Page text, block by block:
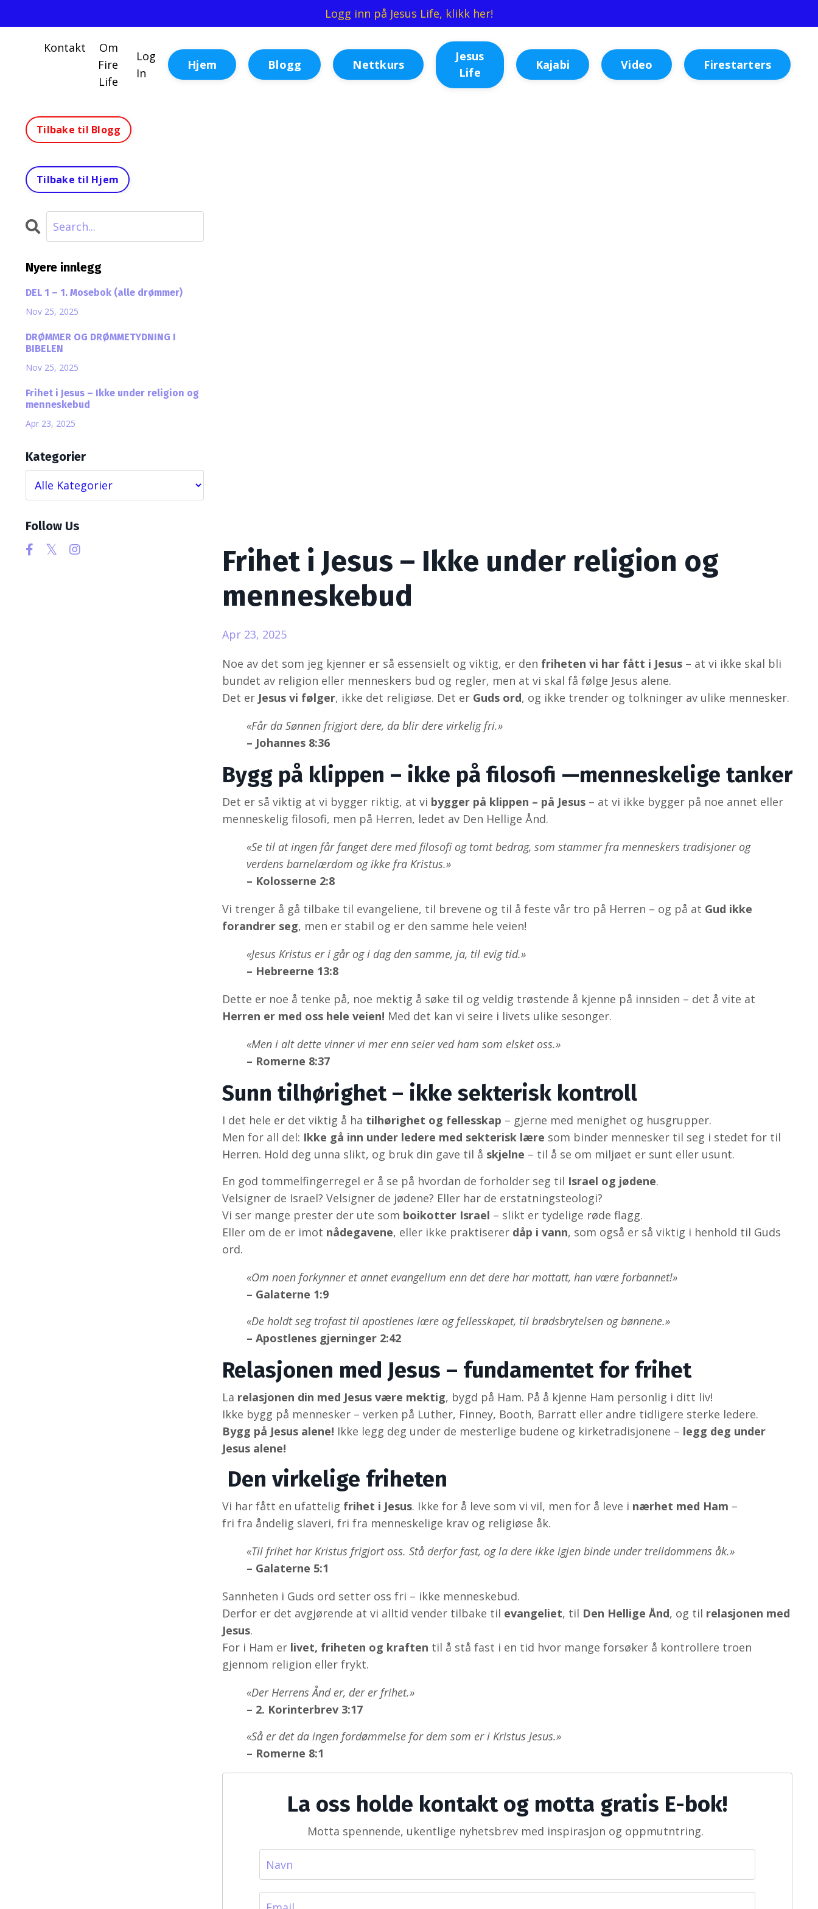
Logg inn på Jesus Life, klikk her!
Kontakt
Om
Fire
Life
Log
In
Hjem Blogg Nettkurs
Jesus
Life
Kajabi Video Firestarters
Tilbake til Blogg
Tilbake til Hjem
Frihet i Jesus – Ikke under religion og
menneskebud
Apr 23, 2025
Noe av det som jeg kjenner er så essensielt og viktig, er den friheten vi har fått i Jesus– at vi ikke skal bli
bundet av religion eller menneskers bud og regler, men at vi skal få følge Jesus alene.
Det er Jesus vi følger, ikke det religiøse. Det er Guds ord, og ikke trender og tolkninger av ulike mennesker.
«Får da Sønnen frigjort dere, da blir dere virkelig fri.»
– Johannes 8:36
Bygg på klippen – ikke på filosofi —menneskelige tanker
Det er så viktig at vi bygger riktig, at vi bygger på klippen – på Jesus– at vi ikke bygger på noe annet eller
menneskelig filosofi, men på Herren, ledet av Den Hellige Ånd.
«Se til at ingen får fanget dere med filosofi og tomt bedrag, som stammer fra menneskers tradisjoner og
verdens barnelærdom og ikke fra Kristus.»
– Kolosserne 2:8
Vi trenger å gå tilbake til evangeliene, til brevene og til å feste vår tro på Herren – og på at Gud ikke
forandrer seg, men er stabil og er den samme hele veien!
«Jesus Kristus er i går og i dag den samme, ja, til evig tid.»
– Hebreerne 13:8
Dette er noe å tenke på, noe mektig å søke til og veldig trøstende å kjenne på innsiden – det å vite at
Herren er med oss hele veien! Med det kan vi seire i livets ulike sesonger.
«Men i alt dette vinner vi mer enn seier ved ham som elsket oss.»
– Romerne 8:37
Sunn tilhørighet – ikke sekterisk kontroll
I det hele er det viktig å ha tilhørighet og fellesskap – gjerne med menighet og husgrupper.
Men for all del: Ikke gå inn under ledere med sekterisk lære som binder mennesker til seg i stedet for til
Herren. Hold deg unna slikt, og bruk din gave til å skjelne – til å se om miljøet er sunt eller usunt.
En god tommelfingerregel er å se på hvordan de forholder seg til Israel og jødene.
Velsigner de Israel? Velsigner de jødene? Eller har de erstatningsteologi?
Vi ser mange prester der ute som boikotter Israel – slikt er tydelige røde flagg.
Eller om de er imot nådegavene, eller ikke praktiserer dåp i vann, som også er så viktig i henhold til Guds
ord.
«Om noen forkynner et annet evangelium enn det dere har mottatt, han være forbannet!»
– Galaterne 1:9
«De holdt seg trofast til apostlenes lære og fellesskapet, til brødsbrytelsen og bønnene.»
– Apostlenes gjerninger 2:42
Relasjonen med Jesus – fundamentet for frihet
La relasjonen din med Jesus være mektig, bygd på Ham. På å kjenne Ham personlig i ditt liv!
Ikke bygg på mennesker – verken på Luther, Finney, Booth, Barratt eller andre tidligere sterke ledere.
Bygg på Jesus alene! Ikke legg deg under de mesterlige budene og kirketradisjonene – legg deg under
Jesus alene!
Den virkelige friheten
Vi har fått en ufattelig frihet i Jesus. Ikke for å leve som vi vil, men for å leve i nærhet med Ham –
fri fra åndelig slaveri, fri fra menneskelige krav og religiøse åk.
«Til frihet har Kristus frigjort oss. Stå derfor fast, og la dere ikke igjen binde under trelldommens åk.»
– Galaterne 5:1
Sannheten i Guds ord setter oss fri – ikke menneskebud.
Derfor er det avgjørende at vi alltid vender tilbake til evangeliet, til Den Hellige Ånd, og til relasjonen med
Jesus.
For i Ham er livet, friheten og kraften til å stå fast i en tid hvor mange forsøker å kontrollere troen
gjennom religion eller frykt.
«Der Herrens Ånd er, der er frihet.»
– 2. Korinterbrev 3:17
«Så er det da ingen fordømmelse for dem som er i Kristus Jesus.»
– Romerne 8:1
La oss holde kontakt og motta gratis E-bok!
Motta spennende, ukentlige nyhetsbrev med inspirasjon og oppmutntring.
Nyere innlegg
DEL 1 – 1. Mosebok (alle drømmer)
Nov 25, 2025
DRØMMER OG DRØMMETYDNING I
BIBELEN
Nov 25, 2025
Frihet i Jesus – Ikke under religion og
menneskebud
Apr 23, 2025
Kategorier
Follow Us